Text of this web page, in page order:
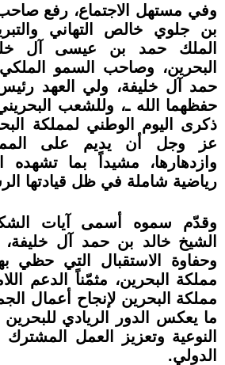
وفي مستهل الاجتماع، رفع
بن جلوي خالص التهاني
الملك حمد بن عيسى آل
البحرين، وصاحب السمو
حمد آل خليفة، ولي العهد
حفظهما الله ـ، وللشعب
ذكرى اليوم الوطني لمملكة
عز وجل أن يديم على
وازدهارها، مشيداً بما
رياضية شاملة في ظل قيادتها
وقدّم سموه أسمى آيات
الشيخ خالد بن حمد آل
وحفاوة الاستقبال التي حظي
مملكة البحرين، مثمّناً الدعم
مملكة البحرين لإنجاح أعمال
ما يعكس الدور الريادي
النوعية وتعزيز العمل
الدولي.